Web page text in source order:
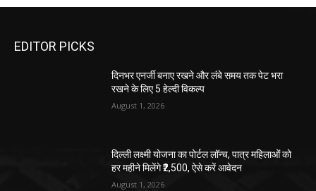
EDITOR PICKS
दिनभर एनर्जी बनाए रखने और लंबे समय तक पेट भरा
रखने के लिए 5 हेल्दी विकल्प
August 1, 2026
दिल्ली लक्ष्मी योजना का पोर्टल लॉन्च, पात्र महिलाओं को
हर महीने मिलेंगे ₹2,500, ऐसे करें आवेदन
August 1, 2026